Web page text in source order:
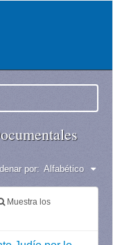
por: Alfabético
Muestra los